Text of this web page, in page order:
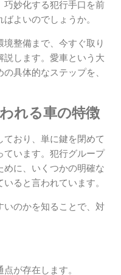
巧妙化する犯行手口を前
よいのでしょうか。
整備まで、今すぐ取り
します。愛車という大
具体的なステップを、
れる車の特徴
おり、単に鍵を閉めて
ています。犯行グループ
めに、いくつかの明確な
ると言われています。
いのかを知ることで、対
が存在します。